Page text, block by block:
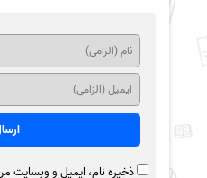
ذخیره نام، ایمیل و وبسایت